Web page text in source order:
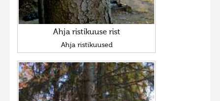
Ahja ristikuuse rist
Ahja ristikuused